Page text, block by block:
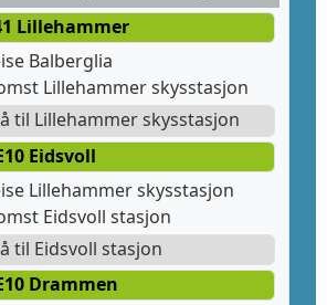
Lillehammer
Balberglia
Lillehammer skysstasjon
til Lillehammer skysstasjon
Eidsvoll
Lillehammer skysstasjon
Eidsvoll stasjon
til Eidsvoll stasjon
Drammen